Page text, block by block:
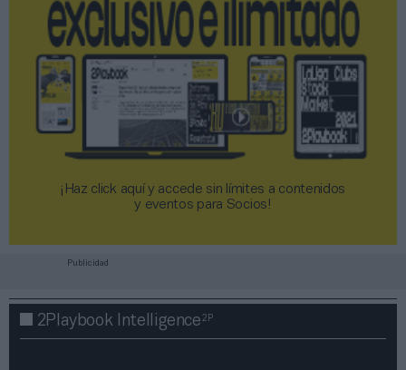
¡Haz click aquí y accede sin límites a contenidos
y eventos para Socios!​​​​​​​
Publicidad
2Playbook Intelligence2P